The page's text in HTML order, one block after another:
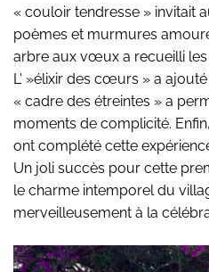
« couloir tendresse » invitait
poèmes et murmures
arbre aux vœux a recueilli
L' »élixir des cœurs » a
« cadre des étreintes » a
moments de complicité.
ont complété cette
Un joli succès pour cette
le charme intemporel du
merveilleusement à la